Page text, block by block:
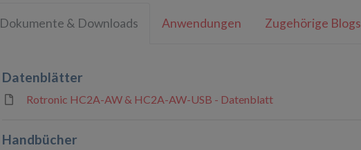
Dokumente & Downloads Anwendungen Zugehörige Blogs
Datenblätter
Rotronic HC2A-AW & HC2A-AW-USB - Datenblatt
Handbücher